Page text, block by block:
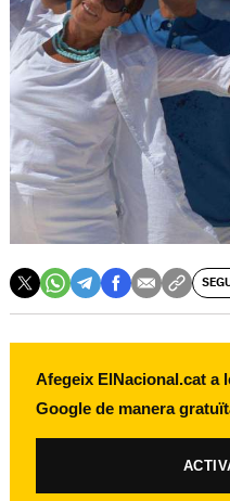
Afegeix ElNacional.cat a
Google de manera